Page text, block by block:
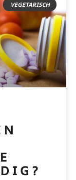
VEGETARISCH